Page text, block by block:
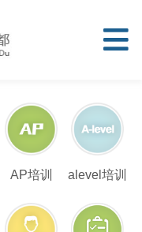
AP培训 alevel培训